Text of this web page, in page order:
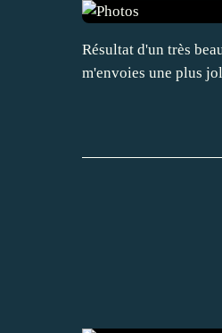
Résultat d'un très
m'envoies une plus